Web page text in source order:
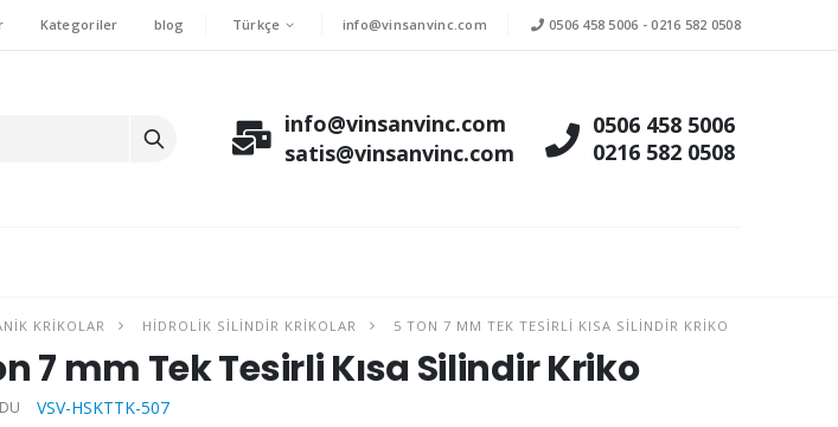
Kategoriler blog Türkçe info@vinsanvinc.com 0506 458 5006 -0216 582 0508
info@vinsanvinc.com
satis@vinsanvinc.com
0506 458 5006
0216 582 0508
KRIKOLAR HIDROLIK SILINDIR KRIKOLAR 5 TON 7 MM TEK TESIRLI KISA SILINDIR KRIKO
7 mm Tek Tesirli Kısa Silindir Kriko
VSV-HSKTTK-507